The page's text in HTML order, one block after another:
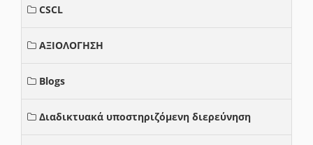
CSCL
ΑΞΙΟΛΟΓΗΣΗ
Blogs
Διαδικτυακά υποστηριζόμενη διερεύνηση